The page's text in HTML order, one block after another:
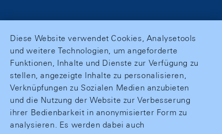
Diese Website verwendet Cookies, Analysetools
und weitere Technologien, um angeforderte
Funktionen, Inhalte und Dienste zur Verfügung zu
stellen, angezeigte Inhalte zu personalisieren,
Verknüpfungen zu Sozialen Medien anzubieten
und die Nutzung der Website zur Verbesserung
ihrer Bedienbarkeit in anonymisierter Form zu
analysieren. Es werden dabei auch